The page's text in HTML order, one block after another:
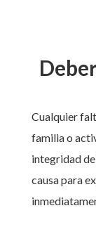
Cualquier
familia o
integridad de
causa para